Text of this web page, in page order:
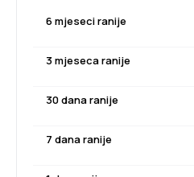
6 mjeseci ranije
3 mjeseca ranije
30 dana ranije
7 dana ranije